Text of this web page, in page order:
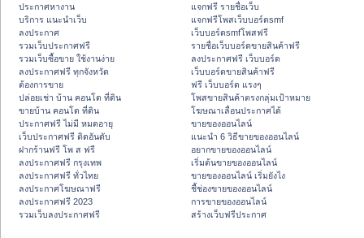
ประกาศหางาน
บริการ แนะนำเว็บ
ลงประกาศ
รวมเว็บประกาศฟรี
รวมเว็บซื้อขาย ใช้งานง่าย
ลงประกาศฟรี ทุกจังหวัด
ต้องการขาย
ปล่อยเช่า บ้าน คอนโด ที่ดิน
ขายบ้าน คอนโด ที่ดิน
ประกาศฟรี ไม่มี หมดอายุ
เว็บประกาศฟรี ติดอันดับ
ฝากร้านฟรี โพ ส ฟรี
ลงประกาศฟรี กรุงเทพ
ลงประกาศฟรี ทั่วไทย
ลงประกาศโฆษณาฟรี
ลงประกาศฟรี 2023
รวมเว็บลงประกาศฟรี
แจกฟรี รายชื่อเว็บ
แจกฟรีโพสเว็บบอร์ดsmf
เว็บบอร์ดsmfโพสฟรี
รายชื่อเว็บบอร์ดขายสินค้าฟรี
ลงประกาศฟรี เว็บบอร์ด
เว็บบอร์ดขายสินค้าฟรี
ฟรี เว็บบอร์ด แรงๆ
โพสขายสินค้าตรงกลุ่มเป้าหมาย
โฆษณาเลื่อนประกาศได้
ขายของออนไลน์
แนะนำ 6 วิธีขายของออนไลน์
อยากขายของออนไลน์
เริ่มต้นขายของออนไลน์
ขายของออนไลน์ เริ่มยังไง
ชี้ช่องขายของออนไลน์
การขายของออนไลน์
สร้างเว็บฟรีประกาศ